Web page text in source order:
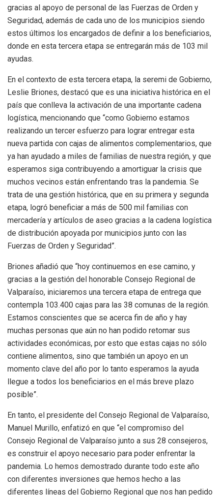
gracias al apoyo de personal de las Fuerzas de Orden y
Seguridad, además de cada uno de los municipios siendo
estos últimos los encargados de definir a los beneficiarios,
donde en esta tercera etapa se entregarán más de 103 mil
ayudas.
En el contexto de esta tercera etapa, la seremi de Gobierno,
Leslie Briones, destacó que es una iniciativa histórica en el
país que conlleva la activación de una importante cadena
logística, mencionando que “como Gobierno estamos
realizando un tercer esfuerzo para lograr entregar esta
nueva partida con cajas de alimentos complementarios, que
ya han ayudado a miles de familias de nuestra región, y que
esperamos siga contribuyendo a amortiguar la crisis que
muchos vecinos están enfrentando tras la pandemia. Se
trata de una gestión histórica, que en su primera y segunda
etapa, logró beneficiar a más de 500 mil familias con
mercadería y artículos de aseo gracias a la cadena logística
de distribución apoyada por municipios junto con las
Fuerzas de Orden y Seguridad”.
Briones añadió que “hoy continuemos en ese camino, y
gracias a la gestión del honorable Consejo Regional de
Valparaíso, iniciaremos una tercera etapa de entrega que
contempla 103.400 cajas para las 38 comunas de la región.
Estamos conscientes que se acerca fin de año y hay
muchas personas que aún no han podido retomar sus
actividades económicas, por esto que estas cajas no sólo
contiene alimentos, sino que también un apoyo en un
momento clave del año por lo tanto esperamos la ayuda
llegue a todos los beneficiarios en el más breve plazo
posible”.
En tanto, el presidente del Consejo Regional de Valparaíso,
Manuel Murillo, enfatizó en que “el compromiso del
Consejo Regional de Valparaíso junto a sus 28 consejeros,
es construir el apoyo necesario para poder enfrentar la
pandemia. Lo hemos demostrado durante todo este año
con diferentes inversiones que hemos hecho a las
diferentes líneas del Gobierno Regional que nos han pedido